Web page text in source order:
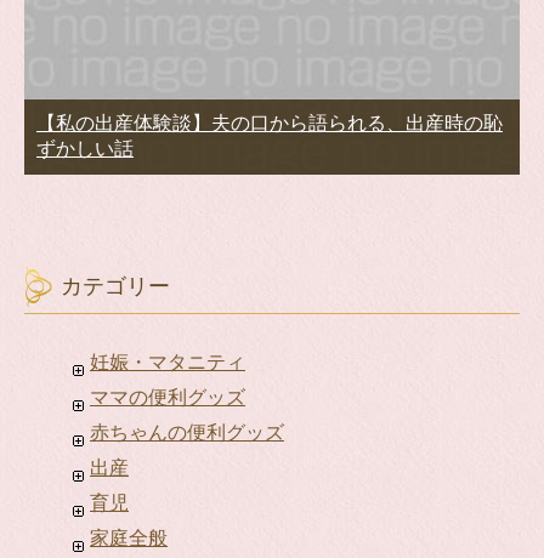
【私の出産体験談】夫の口から語られる、出産時の恥
ずかしい話
カテゴリー
妊娠・マタニティ
ママの便利グッズ
赤ちゃんの便利グッズ
出産
育児
家庭全般